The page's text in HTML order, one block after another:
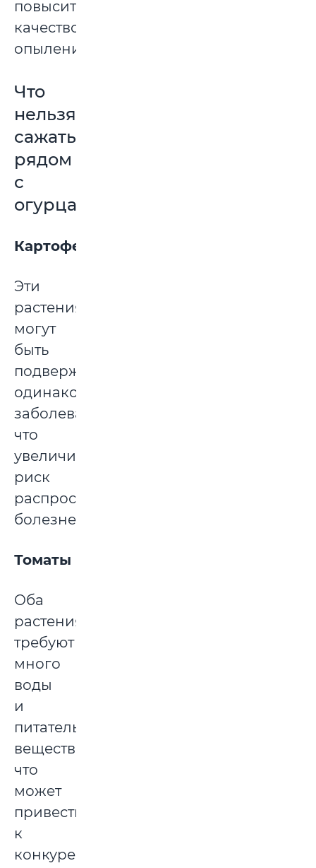
повысит
качество
опыления).
Что
нельзя
сажать
рядом
с
огурцами?
Картофель
Эти
растения
могут
быть
подвержены
одинаковым
заболеваниям,
что
увеличивает
риск
распространения
болезней.
Томаты
Оба
растения
требуют
много
воды
и
питательных
веществ,
что
может
привести
к
конкуренции.